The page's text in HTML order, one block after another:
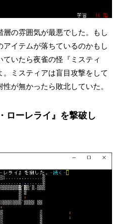
の雰囲気が最悪でした。もし
イテムが落ちているのかもし
いたら夜雀の怪『ミスティ
ミスティアは盲目攻撃をして
が無かったら敗北していた。
ローレライ』を撃破し